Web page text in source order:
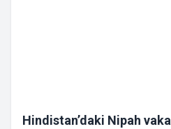
Hindistan’daki Nipah